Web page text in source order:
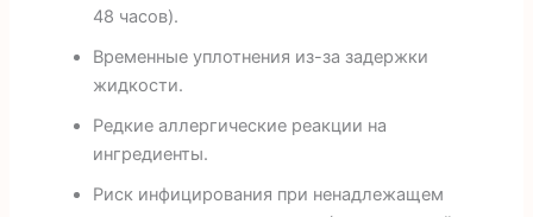
48 часов).
Временные уплотнения из-за задержки
жидкости.
Редкие аллергические реакции на
ингредиенты.
Риск инфицирования при ненадлежащем